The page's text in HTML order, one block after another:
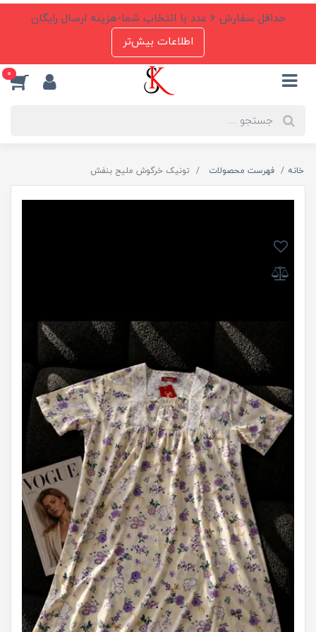
حداقل سفارش 6 عدد با انتخاب شما-هزینه ارسال رایگان
اطلاعات بیش‌تر
0
خانه فهرست محصولات تونیک خرگوش ملیح بنفش